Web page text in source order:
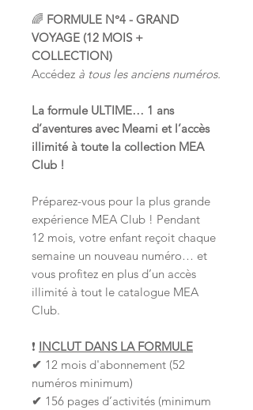
🌈 FORMULE N°4 - GRAND
VOYAGE (12 MOIS +
COLLECTION)
Accédez à tous les anciens numéros.
La formule ULTIME… 1 ans
d’aventures avec Meami et l’accès
illimité à toute la collection MEA
Club !
Préparez-vous pour la plus grande
expérience MEA Club ! Pendant
12 mois, votre enfant reçoit chaque
semaine un nouveau numéro… et
vous profitez en plus d’un accès
illimité à tout le catalogue MEA
Club.
❗ INCLUT DANS LA FORMULE
✔ 12 mois d'abonnement (52
numéros minimum)
✔ 156 pages d’activités (minimum